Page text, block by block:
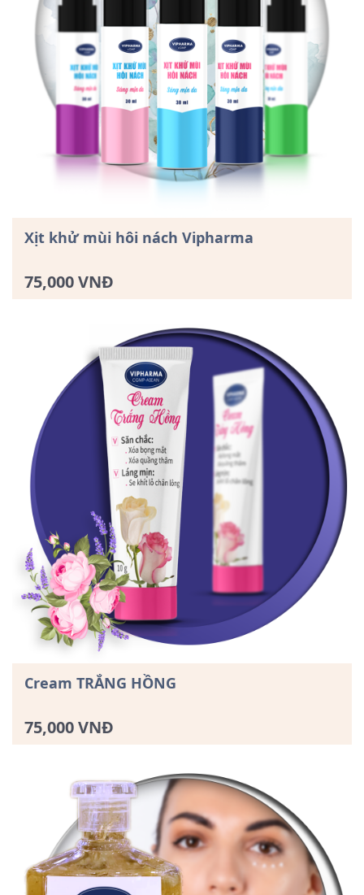
Xịt khử mùi hôi nách Vipharma
75,000 VNĐ
Cream TRẮNG HỒNG
75,000 VNĐ